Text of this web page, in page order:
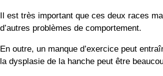
Il est très important que ces deux races
d’autres problèmes de comportement.
En outre, un manque d’exercice peut
la dysplasie de la hanche peut être